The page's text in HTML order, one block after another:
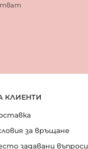
КЛИЕНТИ
за връщане
задавани въпроси